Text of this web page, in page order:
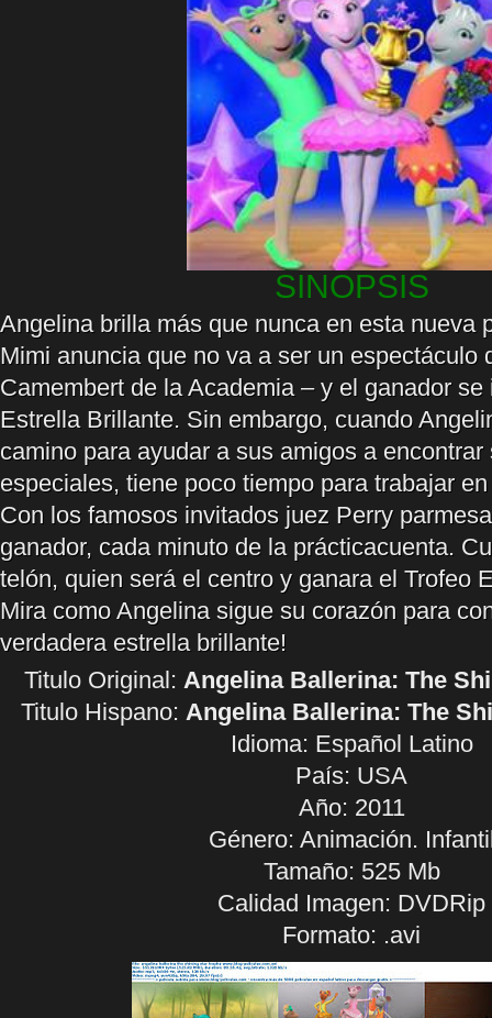
SINOPSIS
Angelina brilla más que nunca en esta nueva
Mimi anuncia que no va a ser un espectáculo
Camembert de la Academia – y el ganador se
Estrella Brillante. Sin embargo, cuando
camino para ayudar a sus amigos a encontrar
especiales, tiene poco tiempo para trabajar
Con los famosos invitados juez Perry
ganador, cada minuto de la prácticacuenta.
telón, quien será el centro y ganara el Trofeo
Mira como Angelina sigue su corazón para
verdadera estrella brillante!
Titulo Original: Angelina Ballerina: The
Titulo Hispano: Angelina Ballerina: The
Idioma: Español Latino
País: USA
Año: 2011
Género: Animación.
Tamaño: 525 Mb
Calidad Imagen: DVDRip
Formato: .avi